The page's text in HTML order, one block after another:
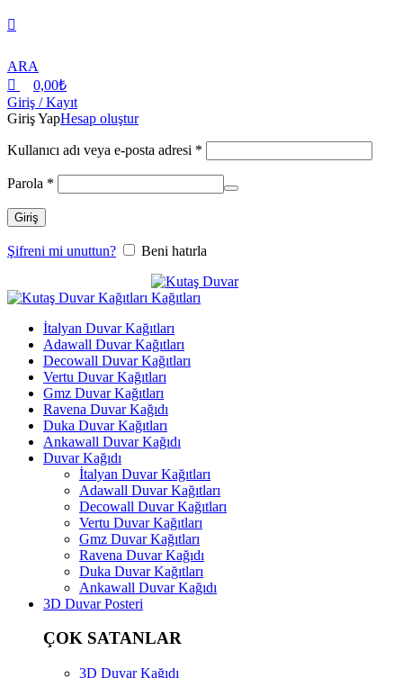
ARA
0,00₺
Giriş / Kayıt
Giriş YapHesap oluştur
Kullanıcı adı veya e-posta adresi *
Parola *
Giriş
Şifreni mi unuttun? Beni hatırla
İtalyan Duvar Kağıtları
Adawall Duvar Kağıtları
Decowall Duvar Kağıtları
Vertu Duvar Kağıtları
Gmz Duvar Kağıtları
Ravena Duvar Kağıdı
Duka Duvar Kağıtları
Ankawall Duvar Kağıdı
Duvar Kağıdı
İtalyan Duvar Kağıtları
Adawall Duvar Kağıtları
Decowall Duvar Kağıtları
Vertu Duvar Kağıtları
Gmz Duvar Kağıtları
Ravena Duvar Kağıdı
Duka Duvar Kağıtları
Ankawall Duvar Kağıdı
3D Duvar Posteri
ÇOK SATANLAR
3D Duvar Kağıdı